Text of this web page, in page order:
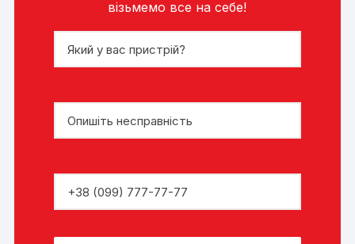
візьмемо все на себе!